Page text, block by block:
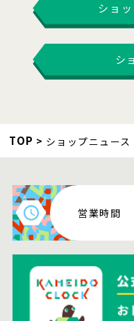
ショ
シ
TOP ショップニュース
営業時間